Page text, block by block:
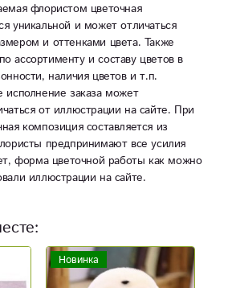
флористом цветочная
уникальной и может отличаться
и оттенками цвета. Также
ассортименту и составу цветов в
наличия цветов и т.п.
исполнение заказа может
от иллюстрации на сайте. При
композиция составляется из
предпринимают все усилия
форма цветочной работы как можно
иллюстрации на сайте.